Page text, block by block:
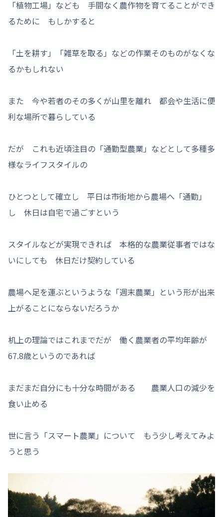
「植物工場」なども 手間なく農作物を育てることができ
るために もしかすると
「土を耕す」「雑草を取る」などの作業そのものがなくな
るかもしれない
また 今や若者のその多くが山里を離れ 都会や生活に便
利な場所で暮らしている
だが これも近頃注目の「通勤型農業」などとして多種多
様なライフスタイルの
ひとつとして確立し 平日は市街地から農場へ「通勤」
し 休日は自宅で過ごすという
スタイルなどが実現できれば 本格的な農業従事者ではな
いにしても 休日だけ契約している
農場へ足を運ぶというような「週末農業」という形が出来
上がることにならないだろうか
机上の理論ではこれまでだが 働く農業者の平均年齢が
67.8歳というのであれば
まだまだ自分にも十分な時間がある 農業人口の減少を
食い止める
世に言う「スマート農業」について もう少し考えてみよ
うと思う